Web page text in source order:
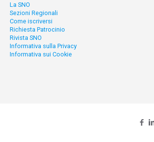
La SNO
Sezioni Regionali
Come iscriversi
Richiesta Patrocinio
Rivista SNO
Informativa sulla Privacy
Informativa sui Cookie